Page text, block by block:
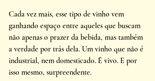
Cada vez mais, esse tipo de vinho vem
ganhando espaço entre aqueles que buscam
não apenas o prazer da bebida, mas também
a verdade por trás dela. Um vinho que não é
industrial, nem domesticado. É vivo. E por
isso mesmo, surpreendente.